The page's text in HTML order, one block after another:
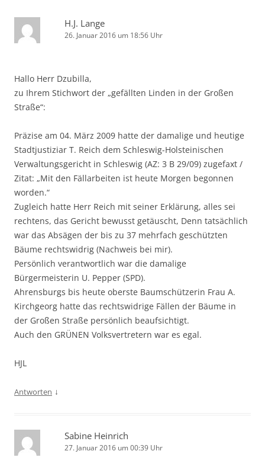
H.J. Lange
26. Januar 2016 um 18:56 Uhr
Hallo Herr Dzubilla,
zu Ihrem Stichwort der „gefällten Linden in der Großen
Straße“:
Präzise am 04. März 2009 hatte der damalige und heutige
Stadtjustiziar T. Reich dem Schleswig-Holsteinischen
Verwaltungsgericht in Schleswig (AZ: 3 B 29/09) zugefaxt /
Zitat: „Mit den Fällarbeiten ist heute Morgen begonnen
worden.“
Zugleich hatte Herr Reich mit seiner Erklärung, alles sei
rechtens, das Gericht bewusst getäuscht, Denn tatsächlich
war das Absägen der bis zu 37 mehrfach geschützten
Bäume rechtswidrig (Nachweis bei mir).
Persönlich verantwortlich war die damalige
Bürgermeisterin U. Pepper (SPD).
Ahrensburgs bis heute oberste Baumschützerin Frau A.
Kirchgeorg hatte das rechtswidrige Fällen der Bäume in
der Großen Straße persönlich beaufsichtigt.
Auch den GRÜNEN Volksvertretern war es egal.
HJL
Antworten ↓
Sabine Heinrich
27. Januar 2016 um 00:39 Uhr